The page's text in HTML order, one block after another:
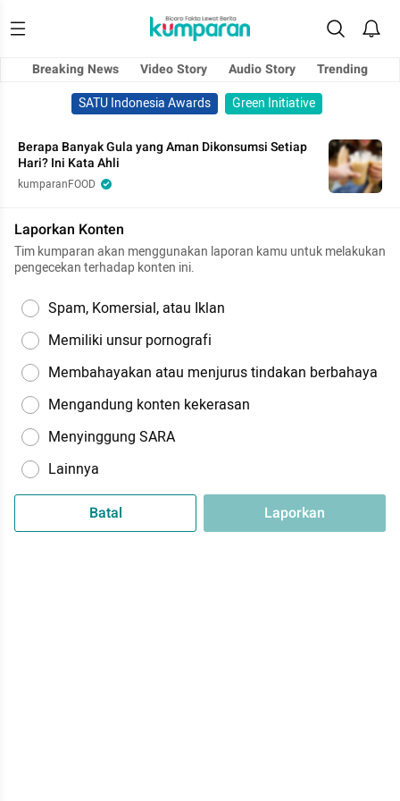
Breaking News Video Story Audio Story
Trending
SATU Indonesia Awards
Green Initiative
Berapa Banyak Gula yang Aman Dikonsumsi Setiap
Hari? Ini Kata Ahli
kumparanFOOD
Laporkan Konten
Tim kumparan akan menggunakan laporan kamu untuk melakukan
pengecekan terhadap konten ini.
Spam, Komersial, atau Iklan
Memiliki unsur pornografi
Membahayakan atau menjurus tindakan berbahaya
Mengandung konten kekerasan
Menyinggung SARA
Lainnya
Batal Laporkan